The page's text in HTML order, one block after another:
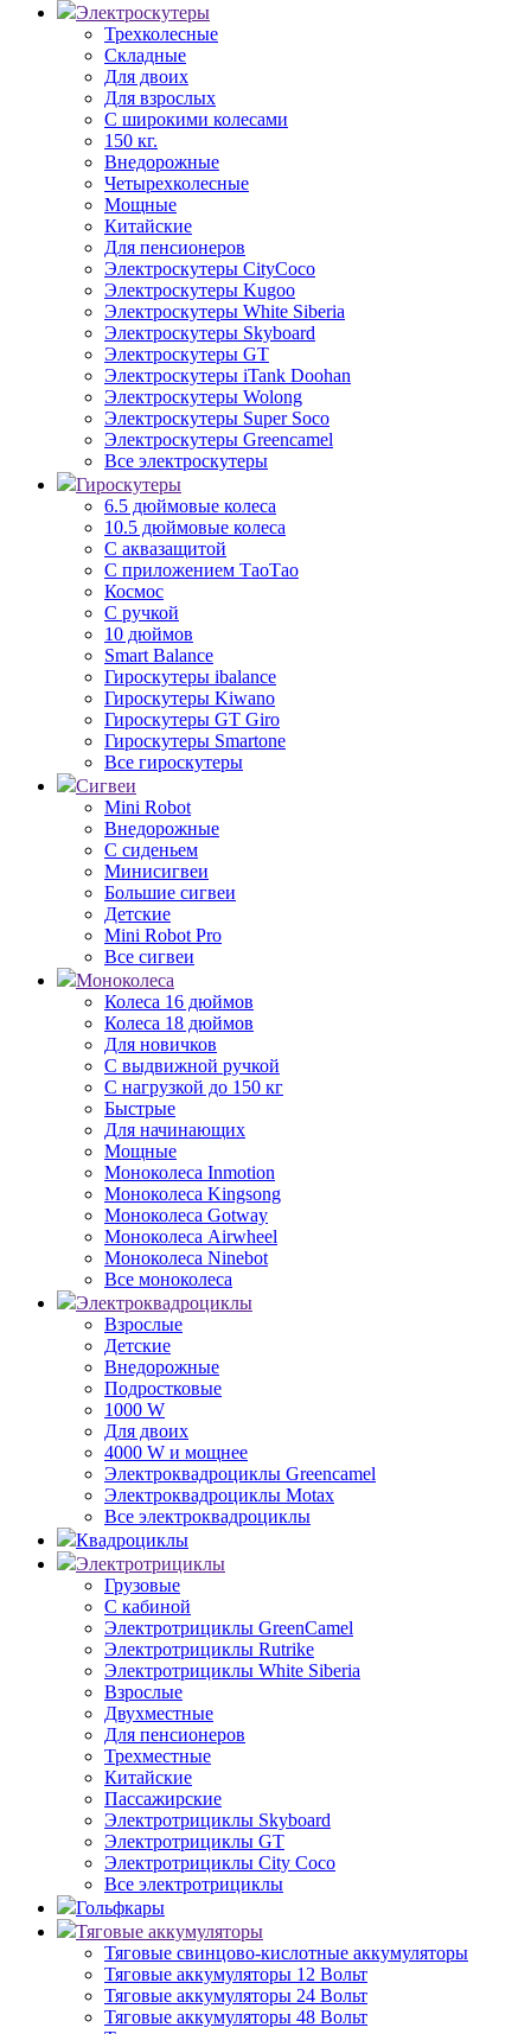
Электроскутеры
Трехколесные
Складные
Для двоих
Для взрослых
С широкими колесами
150 кг.
Внедорожные
Четырехколесные
Мощные
Китайские
Для пенсионеров
Электроскутеры CityCoco
Электроскутеры Kugoo
Электроскутеры White Siberia
Электроскутеры Skyboard
Электроскутеры GT
Электроскутеры iTank Doohan
Электроскутеры Wolong
Электроскутеры Super Soco
Электроскутеры Greencamel
Все электроскутеры
Гироскутеры
6.5 дюймовые колеса
10.5 дюймовые колеса
С аквазащитой
С приложением ТаоТао
Космос
С ручкой
10 дюймов
Smart Balance
Гироскутеры ibalance
Гироскутеры Kiwano
Гироскутеры GT Giro
Гироскутеры Smartone
Все гироскутеры
Сигвеи
Mini Robot
Внедорожные
С сиденьем
Минисигвеи
Большие сигвеи
Детские
Mini Robot Pro
Все сигвеи
Моноколеса
Колеса 16 дюймов
Колеса 18 дюймов
Для новичков
С выдвижной ручкой
С нагрузкой до 150 кг
Быстрые
Для начинающих
Мощные
Моноколеса Inmotion
Моноколеса Kingsong
Моноколеса Gotway
Моноколеса Airwheel
Моноколеса Ninebot
Все моноколеса
Электроквадроциклы
Взрослые
Детские
Внедорожные
Подростковые
1000 W
Для двоих
4000 W и мощнее
Электроквадроциклы Greencamel
Электроквадроциклы Motax
Все электроквадроциклы
Квадроциклы
Электротрициклы
Грузовые
С кабиной
Электротрициклы GreenCamel
Электротрициклы Rutrike
Электротрициклы White Siberia
Взрослые
Двухместные
Для пенсионеров
Трехместные
Китайские
Пассажирские
Электротрициклы Skyboard
Электротрициклы GT
Электротрициклы City Coco
Все электротрициклы
Гольфкары
Тяговые аккумуляторы
Тяговые свинцово-кислотные аккумуляторы
Тяговые аккумуляторы 12 Вольт
Тяговые аккумуляторы 24 Вольт
Тяговые аккумуляторы 48 Вольт